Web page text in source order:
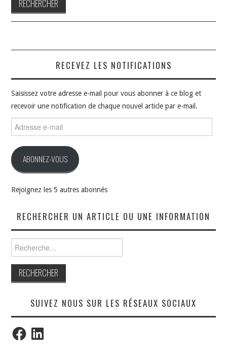
RECEVEZ LES NOTIFICATIONS
Saisissez votre adresse e-mail pour vous abonner à ce blog et
recevoir une notification de chaque nouvel article par e-mail.
e-
ABONNEZ-VOUS
Rejoignez les 5 autres abonnés
RECHERCHER UN ARTICLE OU UNE INFORMATION
SUIVEZ NOUS SUR LES RÉSEAUX SOCIAUX
FacebookLinkedIn